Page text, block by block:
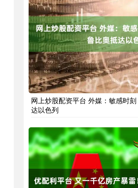
网上炒股配资平台 外媒：敏感时
达以色列